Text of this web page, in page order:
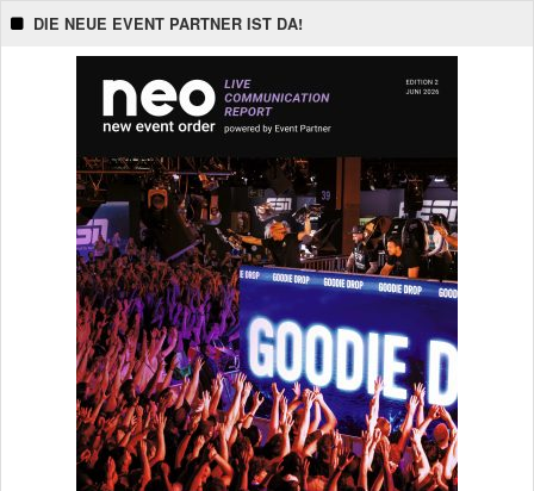
DIE NEUE EVENT PARTNER IST DA!